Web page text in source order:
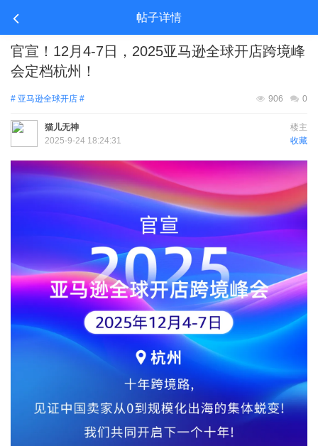
帖子详情
官宣！12月4-7日，2025亚马逊全球开店跨境峰
会定档杭州！
# 亚马逊全球开店 # 0
906
楼主
猫儿无神
收藏
2025-9-24 18:24:31